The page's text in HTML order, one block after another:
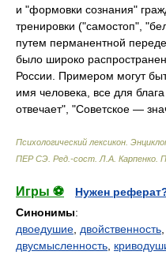
и "формовки сознания"
тренировки ("самостоп",
путем перманентной
было широко
России. Примером могут
имя человека, все для
отвечает", "Советское —
Психологический лексикон.
ПЕР СЭ Ред.-сост. Л.А. Карпенко.
Игры ⚽
Нужен
Синонимы:
двоедушие двойственность
двусмысленность